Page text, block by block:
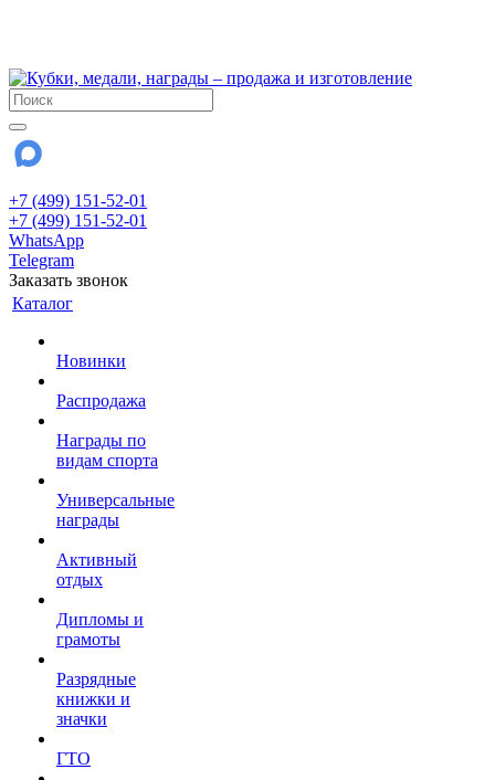
+7 (499) 151-52-01
+7 (499) 151-52-01
WhatsApp
Telegram
Заказать звонок
Каталог
Новинки
Распродажа
Награды по
видам спорта
Универсальные
награды
Активный
отдых
Дипломы и
грамоты
Разрядные
книжки и
значки
ГТО